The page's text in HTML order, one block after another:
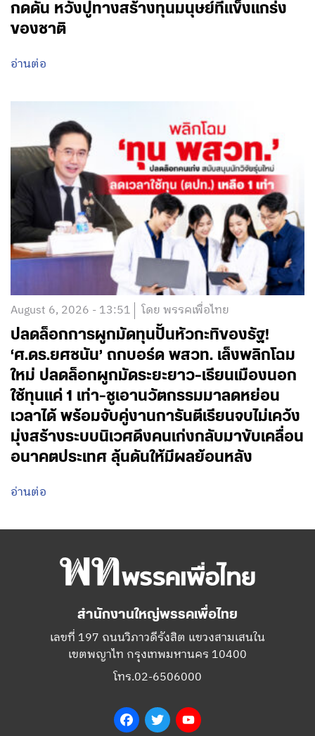
กดดัน หวังปูทางสร้างทุนมนุษย์ที่แข็งแกร่ง
ของชาติ
อ่านต่อ
August 6, 2026 - 13:51 โดย พรรคเพื่อไทย
ปลดล็อกการผูกมัดทุนปั้นหัวกะทิของรัฐ!
‘ศ.ดร.ยศชนัน’ ถกบอร์ด พสวท. เล็งพลิกโฉม
ใหม่ ปลดล็อกผูกมัดระยะยาว-เรียนเมืองนอก
ใช้ทุนแค่ 1 เท่า-ชูเอานวัตกรรมมาลดหย่อน
เวลาได้ พร้อมจับคู่งานการันตีเรียนจบไม่เคว้ง
มุ่งสร้างระบบนิเวศดึงคนเก่งกลับมาขับเคลื่อน
อนาคตประเทศ ลุ้นดันให้มีผลย้อนหลัง
อ่านต่อ
สำนักงานใหญ่พรรคเพื่อไทย
เลขที่ 197 ถนนวิภาวดีรังสิต แขวงสามเสนใน
เขตพญาไท กรุงเทพมหานคร 10400
โทร.02-6506000
FacebookTwitter